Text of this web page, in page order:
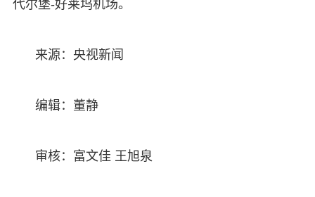
代尔堡-好莱坞机场。
来源：央视新闻 ‍ ‍ ‍ ‍ ‍
编辑：董静
审核：富文佳 王旭泉